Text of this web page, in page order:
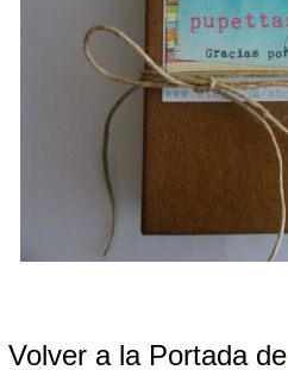
Volver a la Portada de